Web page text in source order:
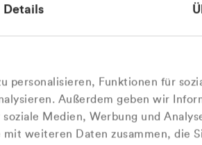
Details
personalisieren, Funktionen für
Außerdem geben wir
Medien, Werbung und
weiteren Daten zusammen, die
uns für eventuelle
Sie uns
gerne für Sie da